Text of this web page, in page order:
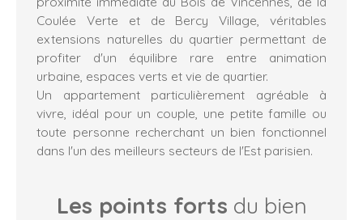
Coulée Verte et de Bercy Village, véritables
extensions naturelles du quartier permettant de
profiter d'un équilibre rare entre animation
urbaine, espaces verts et vie de quartier.
Un appartement particulièrement agréable à
vivre, idéal pour un couple, une petite famille ou
toute personne recherchant un bien fonctionnel
dans l'un des meilleurs secteurs de l'Est parisien.
Les points forts du bien